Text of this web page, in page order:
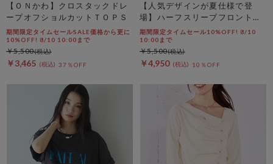
【ＯＮかわ】クロスタックドレ
ープオフショルカットＴＯＰＳ
期間限定タイムセールSALE価格から更に
10%OFF! 8/10 10:00まで
￥3,465 37％OFF
￥5,500
【人気デザインが夏仕様で登
場】ハーフスリーブフロントタ
ックカットＴＯＰＳ
期間限定タイムセール10%OFF! 8/10
10:00まで
￥4,950 10％OFF
￥5,500